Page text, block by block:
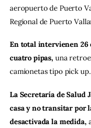
aeropuerto de Puerto
Regional de Puerto
En total intervienen 26
cuatro pipas, una
camionetas tipo pick up.
La Secretaría de Salud
casa y no transitar por
desactivada la medida,